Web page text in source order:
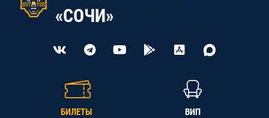
«СОЧИ»
БИЛЕТЫ ВИП